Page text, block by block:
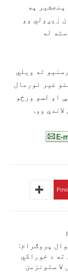
په
زیږولي وو
له
ته ویلي
غیر نورمال
او لسو ورځو
وو.
E-
پروګرام:
ته د خوراکي
لا ستونزمن